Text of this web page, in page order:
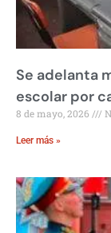
Se adelanta
escolar por
8 de mayo, 2026
Leer más »